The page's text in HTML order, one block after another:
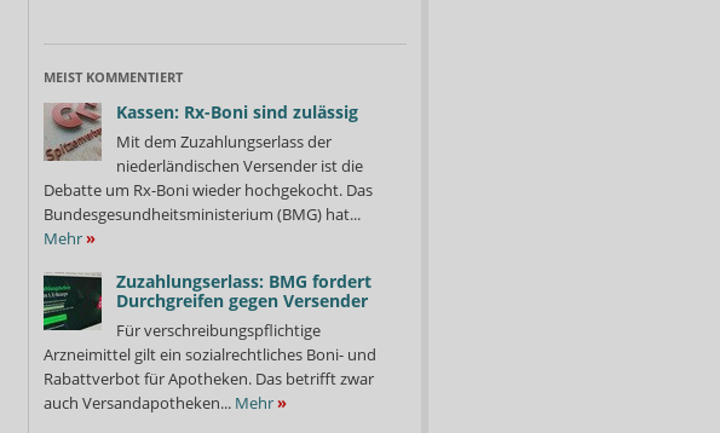
MEIST KOMMENTIERT
Kassen: Rx-Boni sind zulässig
Mit dem Zuzahlungserlass der
niederländischen Versender ist die
Debatte um Rx-Boni wieder hochgekocht. Das
Bundesgesundheitsministerium (BMG) hat...
Mehr»
Zuzahlungserlass: BMG fordert
Durchgreifen gegen Versender
Für verschreibungspflichtige
Arzneimittel gilt ein sozialrechtliches Boni- und
Rabattverbot für Apotheken. Das betrifft zwar
auch Versandapotheken... Mehr»